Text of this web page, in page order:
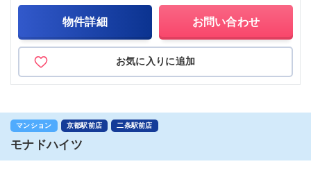
物件詳細 お問い合わせ
お気に入りに追加
マンション 京都駅前店 二条駅前店
モナドハイツ